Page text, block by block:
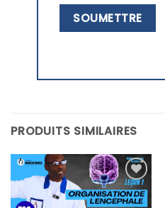
PRODUITS SIMILAIRES